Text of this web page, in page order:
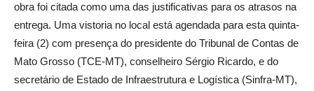
obra foi citada como uma das justificativas para os atrasos na
entrega. Uma vistoria no local está agendada para esta quinta-
feira (2) com presença do presidente do Tribunal de Contas de
Mato Grosso (TCE-MT), conselheiro Sérgio Ricardo, e do
secretário de Estado de Infraestrutura e Logística (Sinfra-MT),